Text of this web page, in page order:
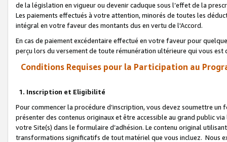
de la législation en vigueur ou devenir caduque sous l’effet de la
Les paiements effectués à votre attention, minorés de toutes les
intégral en votre faveur des montants dus en vertu de l'Accord.
En cas de paiement excédentaire effectué en votre faveur pour
perçu lors du versement de toute rémunération ultérieure qui vous est
Conditions Requises pour la Participation au
1. Inscription et Eligibilité
Pour commencer la procédure d’inscription, vous devez soumettre
présenter des contenus originaux et être accessible au grand public
votre Site(s) dans le formulaire d’adhésion. Le contenu original
transformations significatifs de tout matériel que vous incluez. Nous